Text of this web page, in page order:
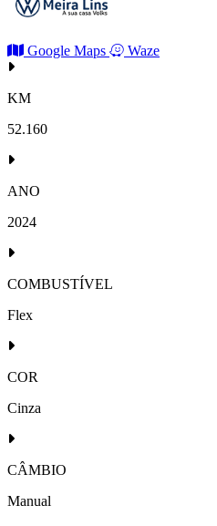
Google Maps Waze
KM
52.160
ANO
2024
COMBUSTÍVEL
Flex
COR
Cinza
CÂMBIO
Manual